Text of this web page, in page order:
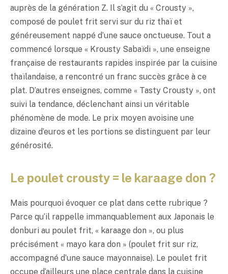
auprès de la génération Z. Il s’agit du « Crousty »,
composé de poulet frit servi sur du riz thaï et
généreusement nappé d’une sauce onctueuse. Tout a
commencé lorsque « Krousty Sabaïdi », une enseigne
française de restaurants rapides inspirée par la cuisine
thaïlandaise, a rencontré un franc succès grâce à ce
plat. D’autres enseignes, comme « Tasty Crousty », ont
suivi la tendance, déclenchant ainsi un véritable
phénomène de mode. Le prix moyen avoisine une
dizaine d’euros et les portions se distinguent par leur
générosité.
Le poulet crousty = le karaage don ?
Mais pourquoi évoquer ce plat dans cette rubrique ?
Parce qu’il rappelle immanquablement aux Japonais le
donburi au poulet frit, « karaage don », ou plus
précisément « mayo kara don » (poulet frit sur riz,
accompagné d’une sauce mayonnaise). Le poulet frit
occupe d’ailleurs une place centrale dans la cuisine